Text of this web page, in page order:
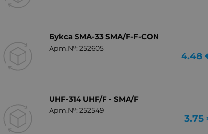
Букса SMA-33 SMA/F-F-CON
Арт.№: 252605
4.48
UHF-314 UHF/F - SMA/F
Арт.№: 252549
3.75